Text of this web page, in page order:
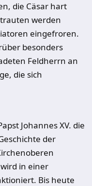
die Cäsar hart
werden
eingefroren.
besonders
Feldherrn an
die sich
Johannes XV. die
der
in einer
Bis heute